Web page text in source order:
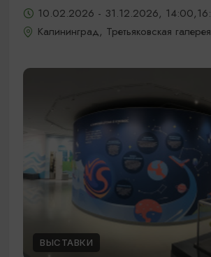
10.02.2026 - 31.12.2026,
Калининград, Третьяковская
ВЫСТАВКИ